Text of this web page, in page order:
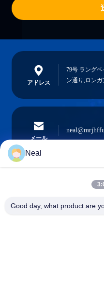
アドレス
79号 ラング
ン通り,ロンガ
メール
0086-
Neal
Good day, what product are